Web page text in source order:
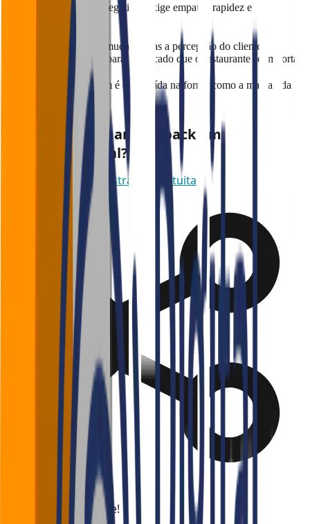
Responder avaliações negativas exige empatia, rapidez e
profissionalismo.
Uma boa resposta não muda apenas a percepção do cliente
insatisfeito. Ela mostra para o mercado que o restaurante se importa.
Reputação forte também é construída na forma como a marca lida
com problemas.
Quer transformar feedback em
crescimento real?
Agende uma demonstração gratuita
Gostou? Compartilhe!